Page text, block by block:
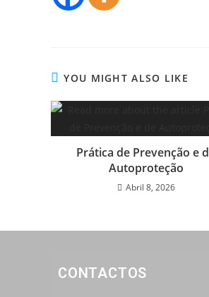
YOU MIGHT ALSO LIKE
Prática de Prevenção e
Autoproteção
Abril 8, 2026
CONTACTOS